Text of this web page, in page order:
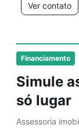
Financiamento
Simule
só lugar
Assessoria
Ver contato